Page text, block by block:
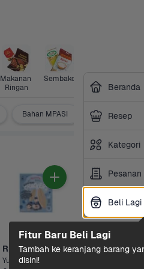
Makanan
Ringan
Sembako
Olahan
Bahan MPASI Susu Bayi &
Rp36.900
Yummy Bites Rice
Beranda
Resep
Kategori
Pesanan
Beli Lagi
Beli Lagi
Fitur Baru Beli Lagi
Tambah ke keranjang barang
disini!